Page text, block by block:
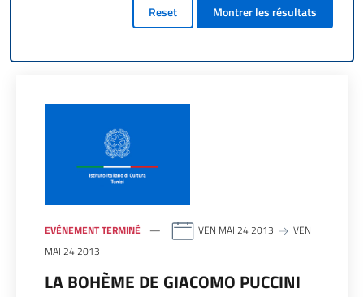
Reset Montrer les résultats
EVÉNEMENT TERMINÉ VEN MAI 24 2013
VEN
MAI 24 2013
LA BOHÈME DE GIACOMO PUCCINI